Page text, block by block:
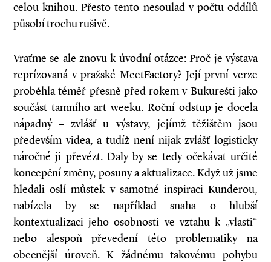
celou knihou. Přesto tento nesoulad v počtu oddílů
působí trochu rušivě.
Vraťme se ale znovu k úvodní otázce: Proč je výstava
reprízovaná v pražské MeetFactory? Její první verze
proběhla téměř přesně před rokem v Bukurešti jako
součást tamního art weeku. Roční odstup je docela
nápadný – zvlášť u výstavy, jejímž těžištěm jsou
především videa, a tudíž není nijak zvlášť logisticky
náročné ji převézt. Daly by se tedy očekávat určité
koncepční změny, posuny a aktualizace. Když už jsme
hledali oslí můstek v samotné inspiraci Kunderou,
nabízela by se například snaha o hlubší
kontextualizaci jeho osobnosti ve vztahu k „vlasti“
nebo alespoň převedení této problematiky na
obecnější úroveň. K žádnému takovému pohybu